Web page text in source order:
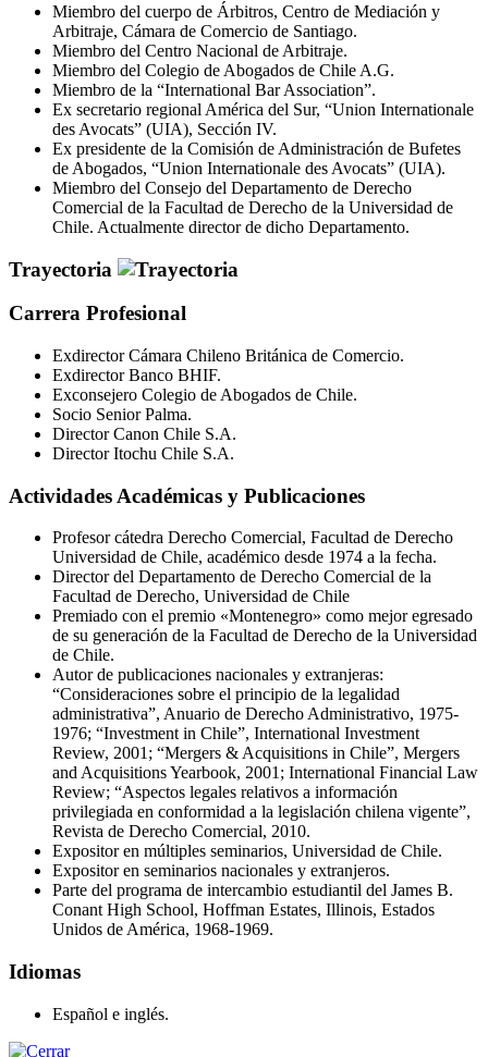
Miembro del cuerpo de Árbitros, Centro de Mediación y
Arbitraje, Cámara de Comercio de Santiago.
Miembro del Centro Nacional de Arbitraje.
Miembro del Colegio de Abogados de Chile A.G.
Miembro de la “International Bar Association”.
Ex secretario regional América del Sur, “Union Internationale
des Avocats” (UIA), Sección IV.
Ex presidente de la Comisión de Administración de Bufetes
de Abogados, “Union Internationale des Avocats” (UIA).
Miembro del Consejo del Departamento de Derecho
Comercial de la Facultad de Derecho de la Universidad de
Chile. Actualmente director de dicho Departamento.
Trayectoria
Carrera Profesional
Exdirector Cámara Chileno Británica de Comercio.
Exdirector Banco BHIF.
Exconsejero Colegio de Abogados de Chile.
Socio Senior Palma.
Director Canon Chile S.A.
Director Itochu Chile S.A.
Actividades Académicas y Publicaciones
Profesor cátedra Derecho Comercial, Facultad de Derecho
Universidad de Chile, académico desde 1974 a la fecha.
Director del Departamento de Derecho Comercial de la
Facultad de Derecho, Universidad de Chile
Premiado con el premio «Montenegro» como mejor egresado
de su generación de la Facultad de Derecho de la Universidad
de Chile.
Autor de publicaciones nacionales y extranjeras:
“Consideraciones sobre el principio de la legalidad
administrativa”, Anuario de Derecho Administrativo, 1975-
1976; “Investment in Chile”, International Investment
Review, 2001; “Mergers & Acquisitions in Chile”, Mergers
and Acquisitions Yearbook, 2001; International Financial Law
Review; “Aspectos legales relativos a información
privilegiada en conformidad a la legislación chilena vigente”,
Revista de Derecho Comercial, 2010.
Expositor en múltiples seminarios, Universidad de Chile.
Expositor en seminarios nacionales y extranjeros.
Parte del programa de intercambio estudiantil del James B.
Conant High School, Hoffman Estates, Illinois, Estados
Unidos de América, 1968-1969.
Idiomas
Español e inglés.